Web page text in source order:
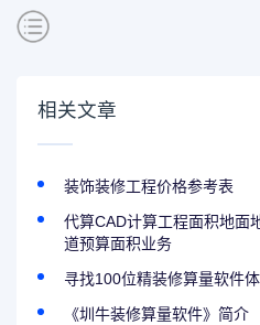
相关文章
装饰装修工程价格参考表
代算CAD计算工程面积地面
道预算面积业务
寻找100位精装修算量软件
《圳牛装修算量软件》简介